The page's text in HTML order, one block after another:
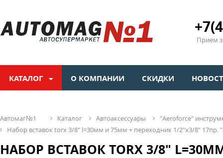
Прием
КАТАЛОГ О КОМПАНИИ СКИДКИ
автомаг№1 каталог автоаксессуары
"aeroforсe"
набор вставок torx 3/8" l=30мм и 75мм + переходник 1/2"х3/8" 17пр.
НАБОР ВСТАВОК TORX 3/8"